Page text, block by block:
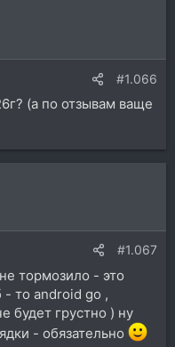
#1.066
(а по отзывам ваще
#1.067
тормозило - это
то android go ,
будет грустно ) ну
- обязательно